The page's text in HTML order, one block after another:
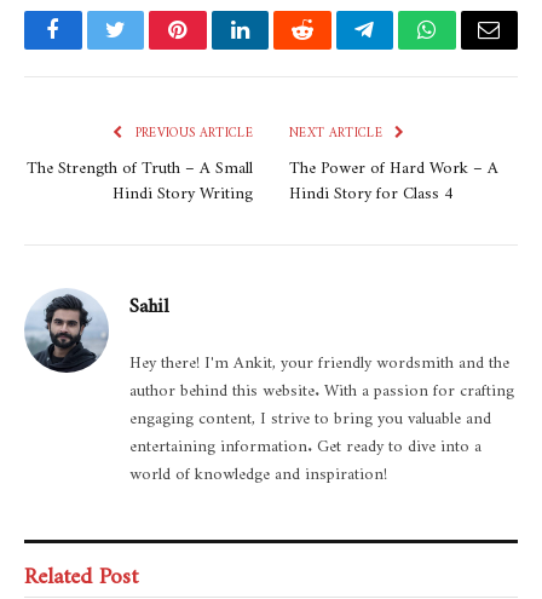
FacebookTwitterPinterestLinkedInRedditTelegramWhatsApp
Email
PREVIOUS ARTICLE
The Strength of Truth – A Small
Hindi Story Writing
NEXT ARTICLE
The Power of Hard Work – A
Hindi Story for Class 4
Sahil
Hey there! I'm Ankit, your friendly wordsmith and the
author behind this website. With a passion for crafting
engaging content, I strive to bring you valuable and
entertaining information. Get ready to dive into a
world of knowledge and inspiration!
Related Post